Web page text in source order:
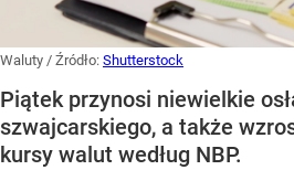
Waluty / Źródło: Shutterstock
Piątek przynosi niewielkie
szwajcarskiego, a także
kursy walut według NBP.